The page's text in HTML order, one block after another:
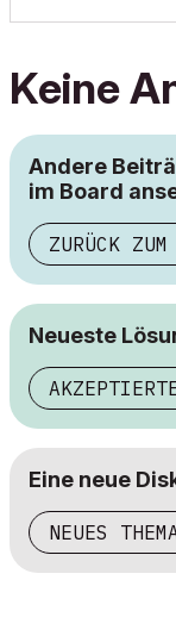
Keine
Andere
im Board
ZURÜCK ZUM
Neueste
Eine neue
NEUES